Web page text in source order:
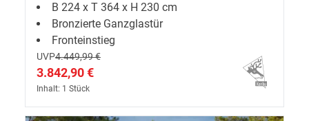
B 224 x T 364 x H 230 cm
Bronzierte Ganzglastür
Fronteinstieg
UVP4.449,99 €
3.842,90 €
Inhalt: 1 Stück